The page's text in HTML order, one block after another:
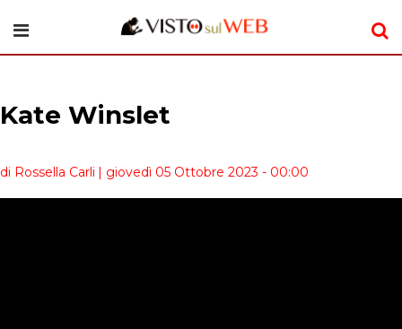
Kate Winslet
di Rossella Carli | giovedì 05 Ottobre 2023 - 00:00